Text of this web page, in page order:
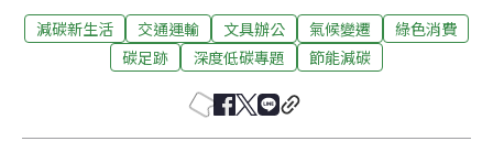
減碳新生活 交通運輸 文具辦公 氣候變遷
綠色消費
碳足跡
深度低碳專題 節能減碳